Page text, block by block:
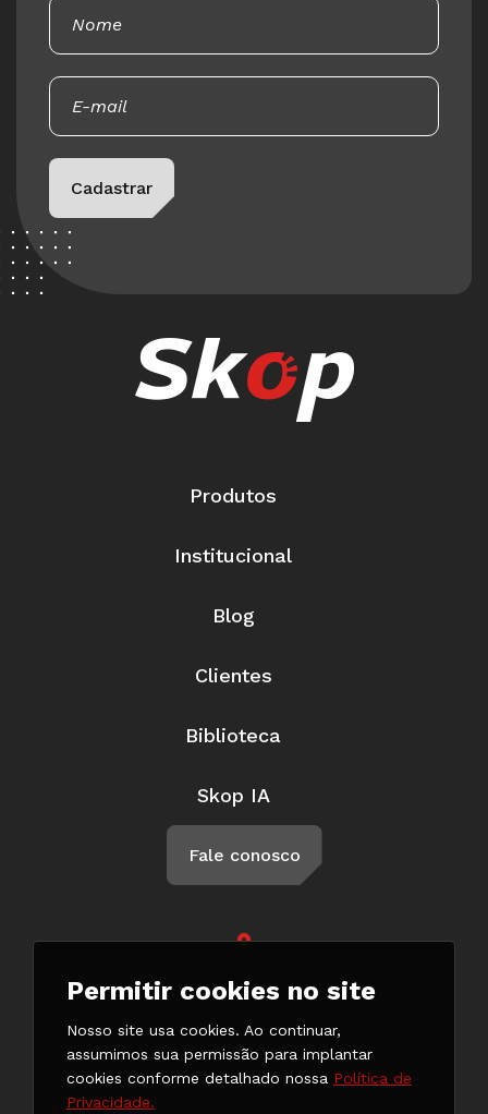
Please leave this field empty.
Cadastrar
Produtos
Institucional
Blog
Clientes
Biblioteca
Skop IA
Fale conosco
de Janeiro - RJ CEP 21011-500
(21) 3147-7777
(21) 98132-0182
Permitir cookies no site
Nosso site usa cookies. Ao continuar,
assumimos sua permissão para implantar
cookies conforme detalhado nossa Política de
Privacidade.